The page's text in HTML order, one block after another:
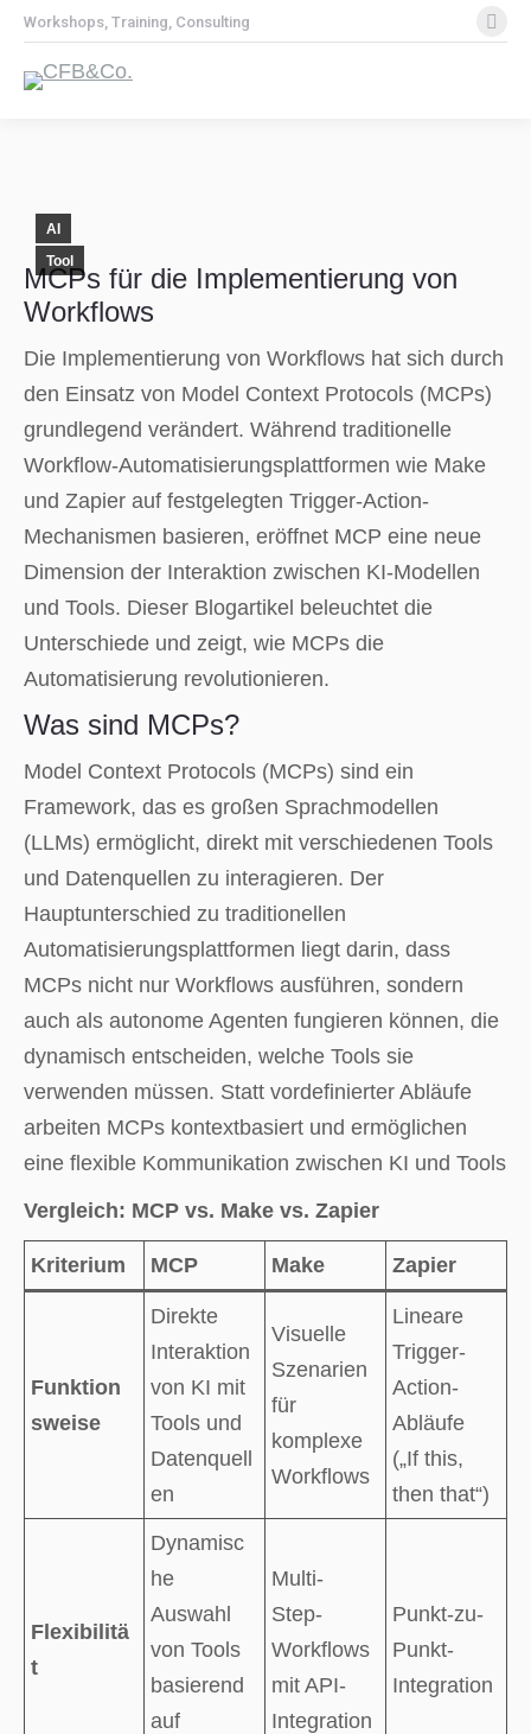
Workshops, Training, Consulting
AI
Tool
MCPs für die Implementierung von
Workflows
Die Implementierung von Workflows hat sich durch
den Einsatz von Model Context Protocols (MCPs)
grundlegend verändert. Während traditionelle
Workflow-Automatisierungsplattformen wie Make
und Zapier auf festgelegten Trigger-Action-
Mechanismen basieren, eröffnet MCP eine neue
Dimension der Interaktion zwischen KI-Modellen
und Tools. Dieser Blogartikel beleuchtet die
Unterschiede und zeigt, wie MCPs die
Automatisierung revolutionieren.
Was sind MCPs?
Model Context Protocols (MCPs) sind ein
Framework, das es großen Sprachmodellen
(LLMs) ermöglicht, direkt mit verschiedenen Tools
und Datenquellen zu interagieren. Der
Hauptunterschied zu traditionellen
Automatisierungsplattformen liegt darin, dass
MCPs nicht nur Workflows ausführen, sondern
auch als autonome Agenten fungieren können, die
dynamisch entscheiden, welche Tools sie
verwenden müssen. Statt vordefinierter Abläufe
arbeiten MCPs kontextbasiert und ermöglichen
eine flexible Kommunikation zwischen KI und Tools
Vergleich: MCP vs. Make vs. Zapier
Kriterium MCP Make Zapier
Funktion
sweise
Direkte
Interaktion
von KI mit
Tools und
Datenquell
en
Visuelle
Szenarien
für
komplexe
Workflows
Lineare
Trigger-
Action-
Abläufe
(„If this,
then that“)
Flexibilitä
t
Dynamisc
he
Auswahl
von Tools
basierend
auf
Multi-
Step-
Workflows
mit API-
Integration
Punkt-zu-
Punkt-
Integration